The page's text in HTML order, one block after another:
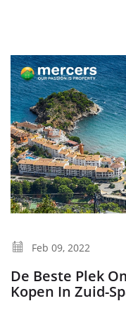
Feb 09, 2022
De Beste Plek
Kopen In Zuid-